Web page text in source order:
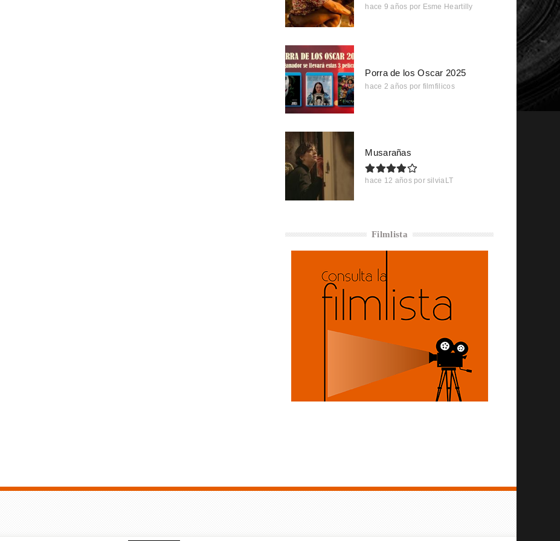
hace 9 años por Esme Heartilly
Porra de los Oscar 2025
hace 2 años por filmfilicos
Musarañas
hace 12 años por silviaLT
Filmlista